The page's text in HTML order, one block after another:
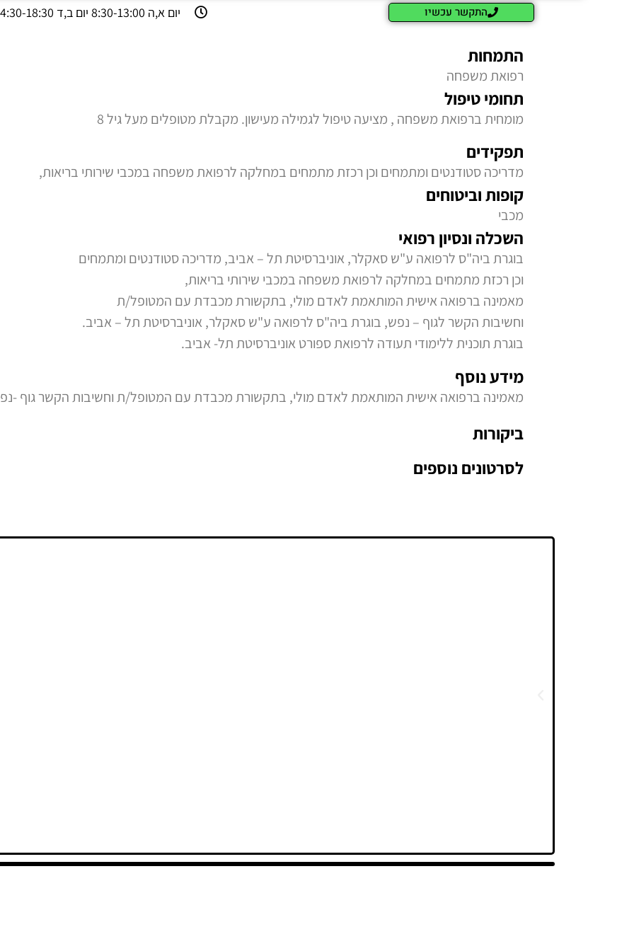
התקשר עכשיו יום א,ה 8:30-13:00 יום ב,ד 14:30-18:30
התמחות
רפואת משפחה
תחומי טיפול
מומחית ברפואת משפחה , מציעה טיפול לגמילה מעישון. מקבלת מטופלים מעל גיל 8
תפקידים
מדריכה סטודנטים ומתמחים וכן רכזת מתמחים במחלקה לרפואת משפחה במכבי שירותי בריאות,
קופות וביטוחים
מכבי
השכלה ונסיון רפואי
בוגרת ביה"ס לרפואה ע"ש סאקלר, אוניברסיטת תל – אביב, מדריכה סטודנטים ומתמחים
וכן רכזת מתמחים במחלקה לרפואת משפחה במכבי שירותי בריאות,
מאמינה ברפואה אישית המותאמת לאדם מולי, בתקשורת מכבדת עם המטופל/ת
וחשיבות הקשר לגוף – נפש, בוגרת ביה"ס לרפואה ע"ש סאקלר, אוניברסיטת תל – אביב.
בוגרת תוכנית ללימודי תעודה לרפואת ספורט אוניברסיטת תל- אביב.
מידע נוסף
מאמינה ברפואה אישית המותאמת לאדם מולי, בתקשורת מכבדת עם המטופל/ת וחשיבות הקשר גוף -
ביקורות
לסרטונים נוספים